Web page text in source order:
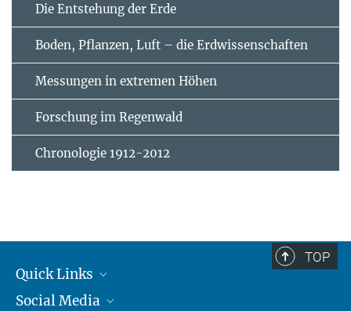
Die Entstehung der Erde
Boden, Pflanzen, Luft – die Erdwissenschaften
Messungen in extremen Höhen
Forschung im Regenwald
Chronologie 1912-2012
TOP
Quick Links
Journalisten
Social Media